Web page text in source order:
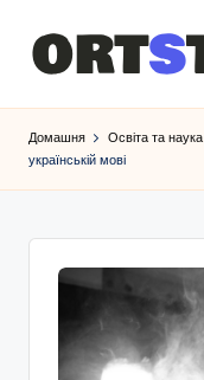
Домашня Освіта та наука
українській мові